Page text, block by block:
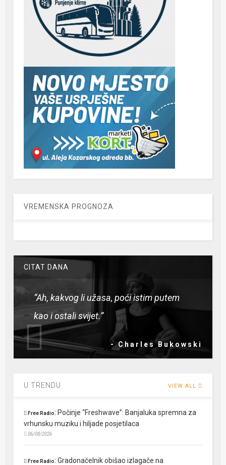
VREMENSKA PROGNOZA
CITAT DANA
“Ah, kakvog li užasa, poći istim putem
kao i ostali svijet.”
- Charles Bukowski
U TRENDU VIEW ALL
Free Radio: Počinje “Freshwave”: Banjaluka spremna za
vrhunsku muziku i hiljade posjetilaca
06/08/2026
Free Radio:Gradonačelnik obišao izlagače na